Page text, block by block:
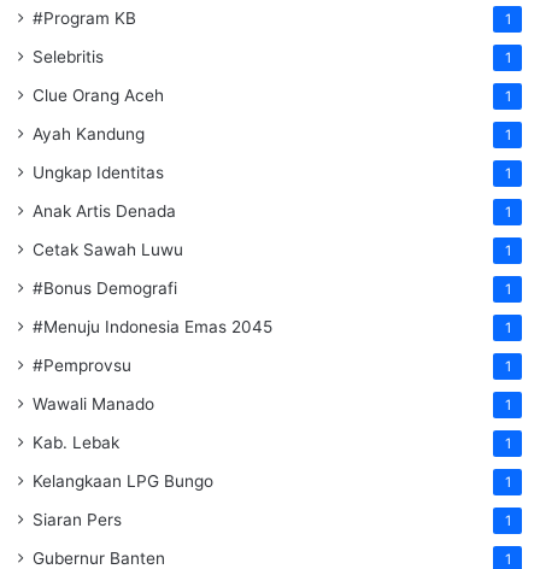
#Program KB 1
Selebritis 1
Clue Orang Aceh 1
Ayah Kandung 1
Ungkap Identitas 1
Anak Artis Denada 1
Cetak Sawah Luwu 1
#Bonus Demografi 1
#Menuju Indonesia Emas 2045 1
#Pemprovsu 1
Wawali Manado 1
Kab. Lebak 1
Kelangkaan LPG Bungo 1
Siaran Pers 1
Gubernur Banten 1